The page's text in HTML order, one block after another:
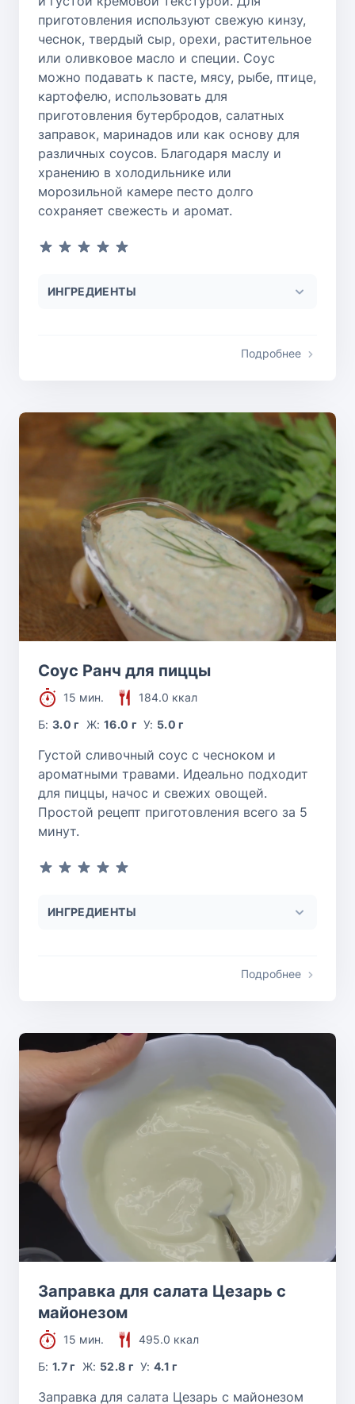
приготовления используют свежую кинзу,
чеснок, твердый сыр, орехи, растительное
или оливковое масло и специи. Соус
можно подавать к пасте, мясу, рыбе, птице,
картофелю, использовать для
приготовления бутербродов, салатных
заправок, маринадов или как основу для
различных соусов. Благодаря маслу и
хранению в холодильнике или
морозильной камере песто долго
сохраняет свежесть и аромат.
ИНГРЕДИЕНТЫ
Подробнее
Соус Ранч для пиццы
15 мин.
184.0 ккал
Б:3.0 г Ж: 16.0 г У: 5.0 г
Густой сливочный соус с чесноком и
ароматными травами. Идеально подходит
для пиццы, начос и свежих овощей.
Простой рецепт приготовления всего за 5
минут.
ИНГРЕДИЕНТЫ
Подробнее
Заправка для салата Цезарь с
майонезом
15 мин.
495.0 ккал
Б:1.7 г Ж: 52.8 г У:4.1 г
Заправка для салата Цезарь с майонезом